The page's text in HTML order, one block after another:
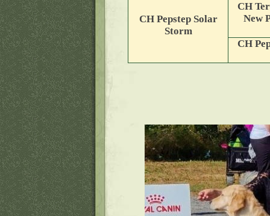
CH Pepstep Solar
Storm
CH
New
CH